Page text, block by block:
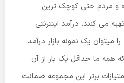
و مردم حتی کوچک ترین
می کنند. درآمد اینترنتی
میتوان یک نمونه بازار درآمد
همه ما حداقل یک بار از آن
برتر این مجموعه ضمانت